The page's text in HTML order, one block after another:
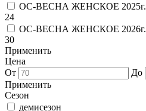
ОС-ВЕСНА ЖЕНСКОЕ 2025г.
24
ОС-ВЕСНА ЖЕНСКОЕ 2026г.
30
Применить
Цена
От
До
Применить
Сезон
демисезон